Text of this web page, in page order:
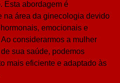
Esta abordagem é
na área da ginecologia devido
emocionais e
considerarmos a mulher
sua saúde, podemos
mais eficiente e adaptado às